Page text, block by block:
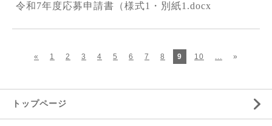
令和7年度応募申請書（様式1・別紙1.docx
« 1 2 3 4 5 6 7 8 9 10 ... »
トップページ